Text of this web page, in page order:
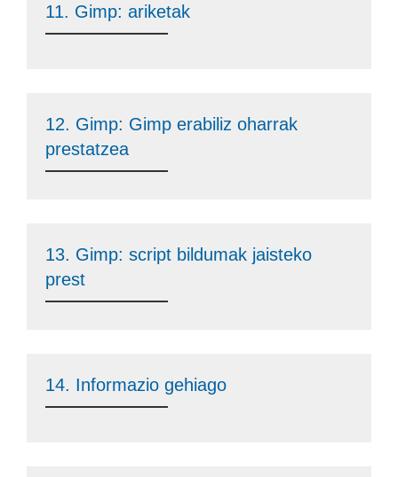
11. Gimp: ariketak
12. Gimp: Gimp erabiliz oharrak
prestatzea
13. Gimp: script bildumak jaisteko
prest
14. Informazio gehiago